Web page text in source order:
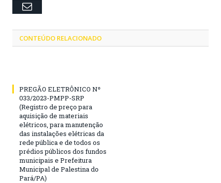
Email
CONTEÚDO RELACIONADO
PREGÃO ELETRÔNICO Nº
033/2023-PMPP-SRP
(Registro de preço para
aquisição de materiais
elétricos, para manutenção
das instalações elétricas da
rede pública e de todos os
prédios públicos dos fundos
municipais e Prefeitura
Municipal de Palestina do
Pará/PA)